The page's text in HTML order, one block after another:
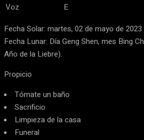
Voz
E
Fecha Solar: martes, 02 de mayo de 2023
Fecha Lunar: Día Geng Shen, mes Bing
Año de la Liebre).
Propicio
Tómate un baño
Sacrificio
Limpieza de la casa
Funeral